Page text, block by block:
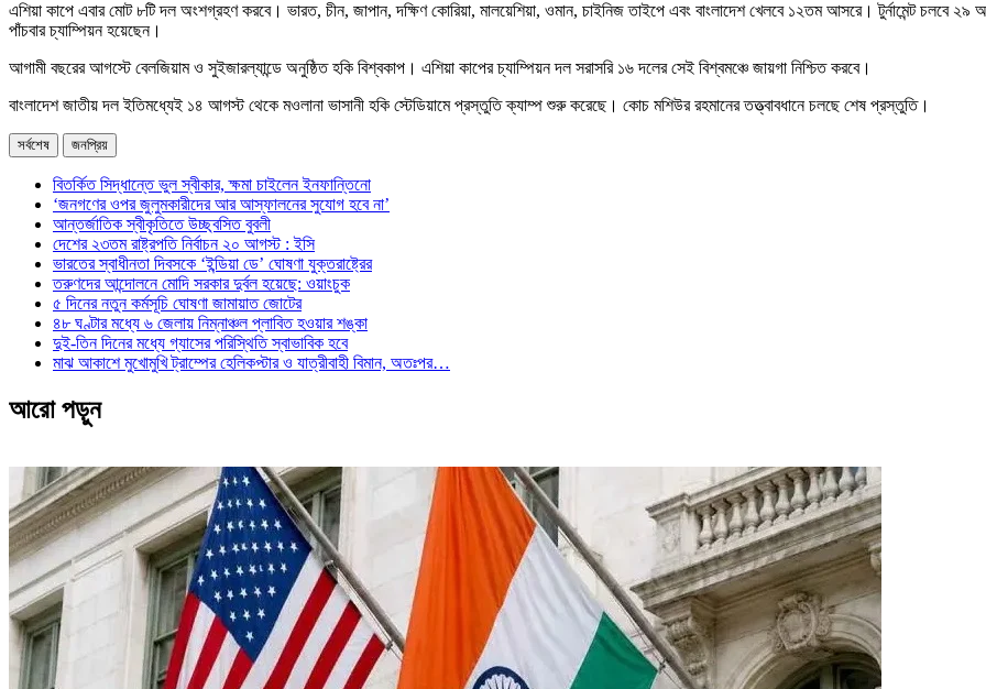
এশিয়া কাপে এবার মোট ৮টি দল অংশগ্রহণ করবে। ভারত, চীন, জাপান, দক্ষিণ কোরিয়া, মালয়েশিয়া, ওমান, চাইনিজ তাইপে এবং বাংলাদেশ খেলবে ১২তম আসরে। টুর্নামেন্ট চলবে
পাঁচবার চ্যাম্পিয়ন হয়েছেন।
আগামী বছরের আগস্টে বেলজিয়াম ও সুইজারল্যান্ডে অনুষ্ঠিত হকি বিশ্বকাপ। এশিয়া কাপের চ্যাম্পিয়ন দল সরাসরি ১৬ দলের সেই বিশ্বমঞ্চে জায়গা নিশ্চিত করবে।
বাংলাদেশ জাতীয় দল ইতিমধ্যেই ১৪ আগস্ট থেকে মওলানা ভাসানী হকি স্টেডিয়ামে প্রস্তুতি ক্যাম্প শুরু করেছে। কোচ মশিউর রহমানের তত্ত্বাবধানে চলছে শেষ প্রস্তুতি।
সর্বশেষ জনপ্রিয়
বিতর্কিত সিদ্ধান্তে ভুল স্বীকার, ক্ষমা চাইলেন ইনফান্তিনো
‘জনগণের ওপর জুলুমকারীদের আর আস্ফালনের সুযোগ হবে না’
আন্তর্জাতিক স্বীকৃতিতে উচ্ছ্বসিত বুবলী
দেশের ২৩তম রাষ্ট্রপতি নির্বাচন ২০ আগস্ট : ইসি
ভারতের স্বাধীনতা দিবসকে ‘ইন্ডিয়া ডে’ ঘোষণা যুক্তরাষ্ট্রের
তরুণদের আন্দোলনে মোদি সরকার দুর্বল হয়েছে: ওয়াংচুক
৫ দিনের নতুন কর্মসূচি ঘোষণা জামায়াত জোটের
৪৮ ঘণ্টার মধ্যে ৬ জেলায় নিম্নাঞ্চল প্লাবিত হওয়ার শঙ্কা
দুই-তিন দিনের মধ্যে গ্যাসের পরিস্থিতি স্বাভাবিক হবে
মাঝ আকাশে মুখোমুখি ট্রাম্পের হেলিকপ্টার ও যাত্রীবাহী বিমান, অতঃপর…
আরো পড়ুন